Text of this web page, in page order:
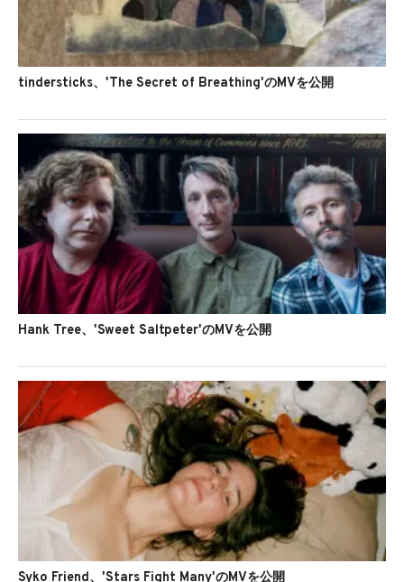
tindersticks、'The Secret of Breathing'のMVを公開
Hank Tree、'Sweet Saltpeter'のMVを公開
Syko Friend、'Stars Fight Many'のMVを公開